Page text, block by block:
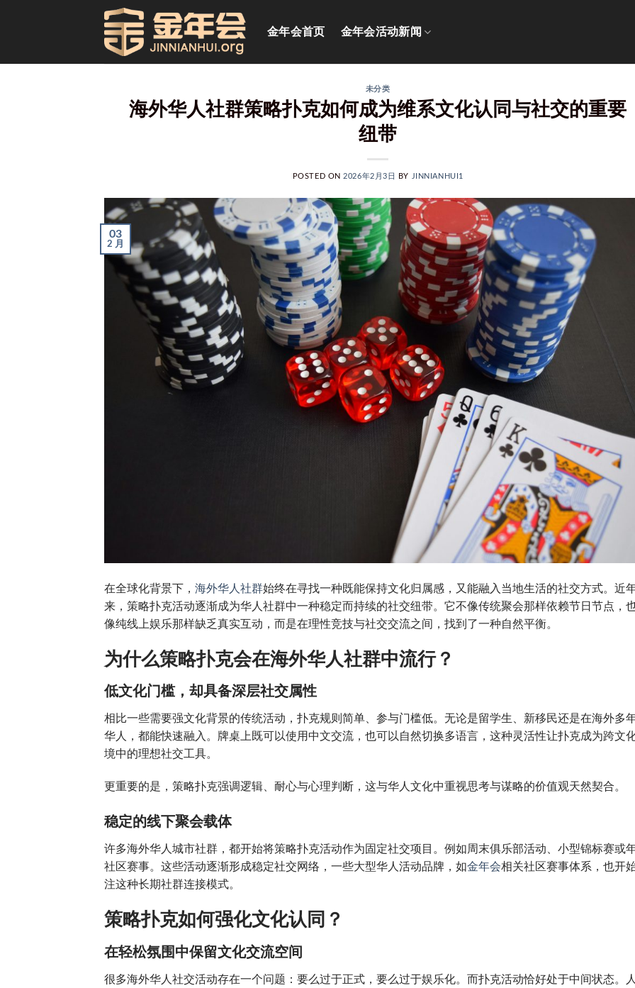
金年会首页 金年会活动新闻
未分类
海外华人社群策略扑克如何成为维系文化认同与社交的重要
纽带
POSTED ON 2026年2月3日 BY JINNIANHUI1
03
2 月
在全球化背景下， 海外华人社群始终在寻找一种既能保持文化归属感，又能融入当地生活的社交方式。近
来，策略扑克活动逐渐成为华人社群中一种稳定而持续的社交纽带。它不像传统聚会那样依赖节日节点，
像纯线上娱乐那样缺乏真实互动，而是在理性竞技与社交交流之间，找到了一种自然平衡。
为什么策略扑克会在海外华人社群中流行？
低文化门槛，却具备深层社交属性
相比一些需要强文化背景的传统活动，扑克规则简单、参与门槛低。无论是留学生、新移民还是在海外多
华人，都能快速融入。牌桌上既可以使用中文交流，也可以自然切换多语言，这种灵活性让扑克成为跨文
境中的理想社交工具。
更重要的是，策略扑克强调逻辑、耐心与心理判断，这与华人文化中重视思考与谋略的价值观天然契合。
稳定的线下聚会载体
许多海外华人城市社群，都开始将策略扑克活动作为固定社交项目。例如周末俱乐部活动、小型锦标赛或
社区赛事。这些活动逐渐形成稳定社交网络，一些大型华人活动品牌，如金年会相关社区赛事体系，也开
注这种长期社群连接模式。
策略扑克如何强化文化认同？
在轻松氛围中保留文化交流空间
很多海外华人社交活动存在一个问题：要么过于正式，要么过于娱乐化。而扑克活动恰好处于中间状态。